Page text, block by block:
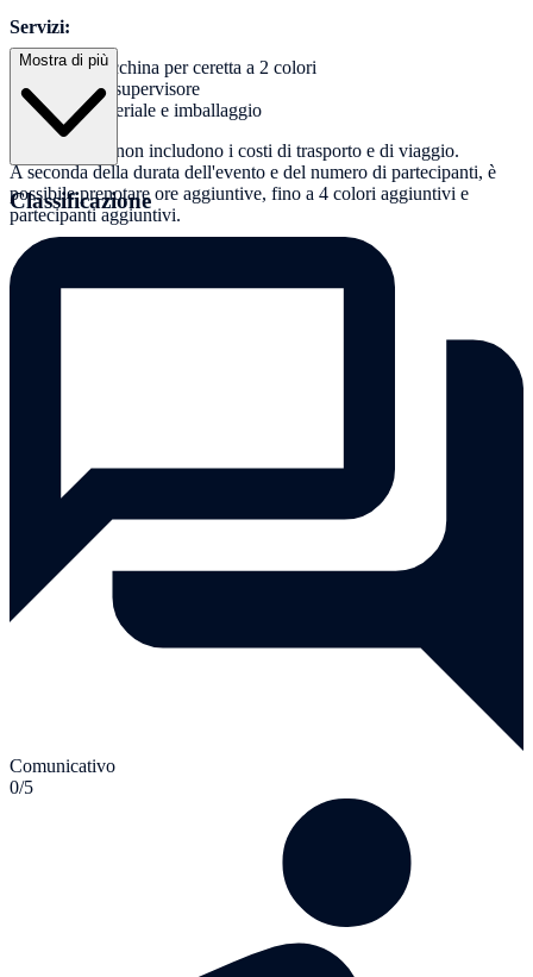
Servizi:
Macchina per ceretta a 2 colori
Un supervisore
Materiale e imballaggio
Nota: i prezzi non includono i costi di trasporto e di viaggio.
A seconda della durata dell'evento e del numero di partecipanti, è
possibile prenotare ore aggiuntive, fino a 4 colori aggiuntivi e
partecipanti aggiuntivi.
Mostra di più
Classificazione
Comunicativo
0/5